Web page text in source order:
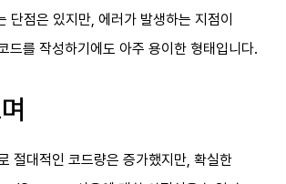
단점은 있지만, 에러가 발생하는 지점이
드를 작성하기에도 아주 용이한 형태입니다.
절대적인 코드량은 증가했지만, 확실한